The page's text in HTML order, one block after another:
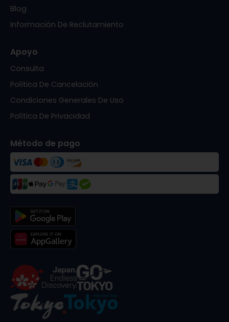
Blog
Información De Reclutamiento
Apoyo
Consulta
Política De Cancelación
Condiciones Generales De Uso
Política De Privacidad
Método de pago